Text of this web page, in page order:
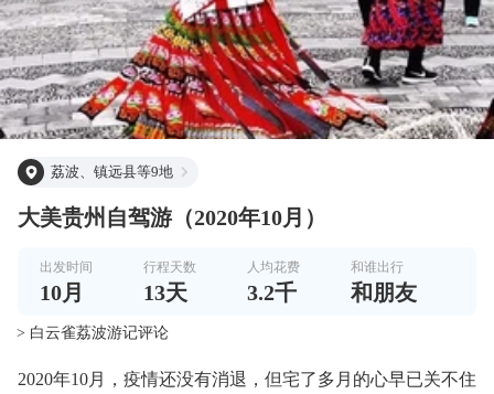
荔波、镇远县等9地
大美贵州自驾游（2020年10月）
出发时间
10月
行程天数
13天
人均花费
3.2千
和谁出行
和朋友
> 白云雀荔波游记评论
2020年10月，疫情还没有消退，但宅了多月的心早已关不住